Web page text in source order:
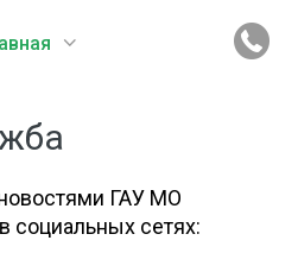
ГАУ МО
социальных сетях: